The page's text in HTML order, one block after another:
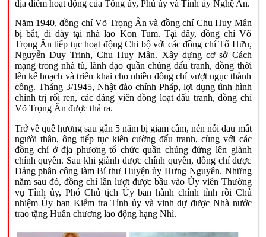
địa điểm hoạt động của Tổng ủy, Phủ ủy và Tỉnh ủy Nghệ An.
Năm 1940, đồng chí Võ Trọng Ân và đồng chí Chu Huy Mân
bị bắt, đi đày tại nhà lao Kon Tum. Tại đây, đồng chí Võ
Trọng Ân tiếp tục hoạt động Chi bộ với các đồng chí Tố Hữu,
Nguyễn Duy Trinh, Chu Huy Mân. Xây dựng cơ sở Cách
mạng trong nhà tù, lãnh đạo quần chúng đấu tranh, đồng thời
lên kế hoạch và triển khai cho nhiều đồng chí vượt ngục thành
công. Tháng 3/1945, Nhật đảo chính Pháp, lợi dụng tình hình
chính trị rối ren, các đảng viên đồng loạt đấu tranh, đồng chí
Võ Trọng Ân được thả ra.
Trở về quê hương sau gần 5 năm bị giam cầm, nén nỗi đau mất
người thân, ông tiếp tục kiên cường đấu tranh, cùng với các
đồng chí ở địa phương tổ chức quần chúng đứng lên giành
chính quyền. Sau khi giành được chính quyền, đồng chí được
Đảng phân công làm Bí thư Huyện ủy Hưng Nguyên. Những
năm sau đó, đồng chí lần lượt được bầu vào Ủy viên Thường
vụ Tỉnh ủy, Phó Chủ tịch Ủy ban hành chính tỉnh rồi Chủ
nhiệm Ủy ban Kiểm tra Tỉnh ủy và vinh dự được Nhà nước
trao tặng Huân chương lao động hạng Nhì.